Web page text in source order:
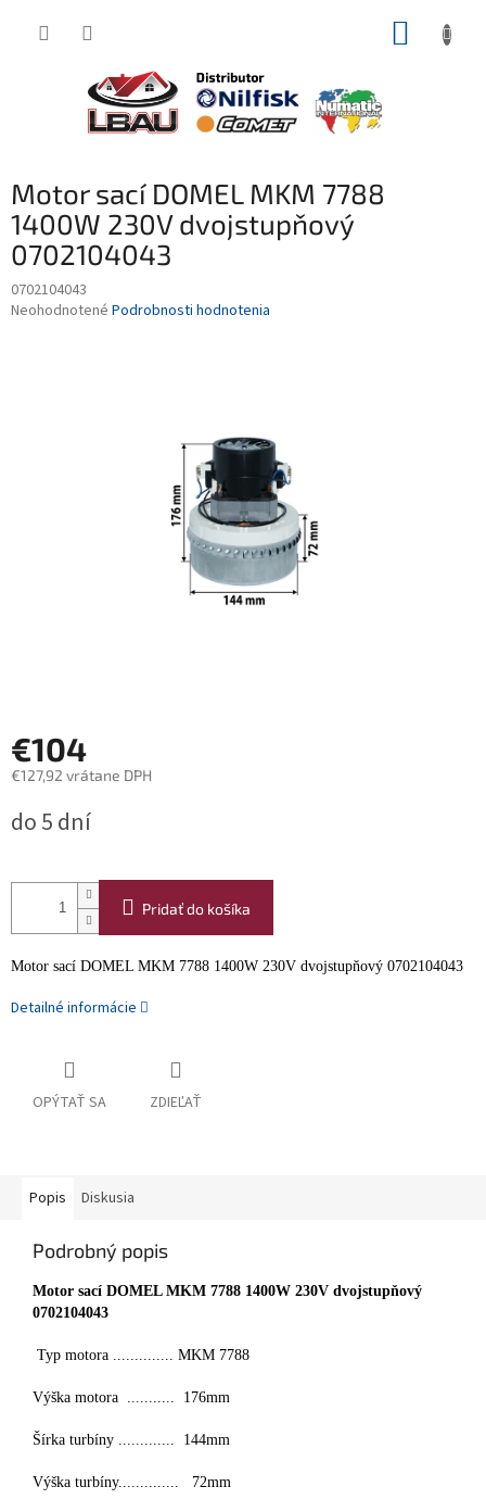
Motor sací DOMEL MKM 7788
1400W 230V dvojstupňový
0702104043
0702104043
Priemerné
Neohodnotené Podrobnosti hodnotenia
€104
€127,92 vrátane DPH
cena:
do 5 dní
Pridať do košíka
Motor sací DOMEL MKM 7788 1400W 230V dvojstupňový 0702104043
Detailné informácie
OPÝTAŤ SA ZDIEĽAŤ
Popis Diskusia
Podrobný popis
Motor sací DOMEL MKM 7788 1400W 230V dvojstupňový
0702104043
Typ motora .............. MKM 7788
Výška motora ........... 176mm
Šírka turbíny ............. 144mm
Výška turbíny.............. 72mm